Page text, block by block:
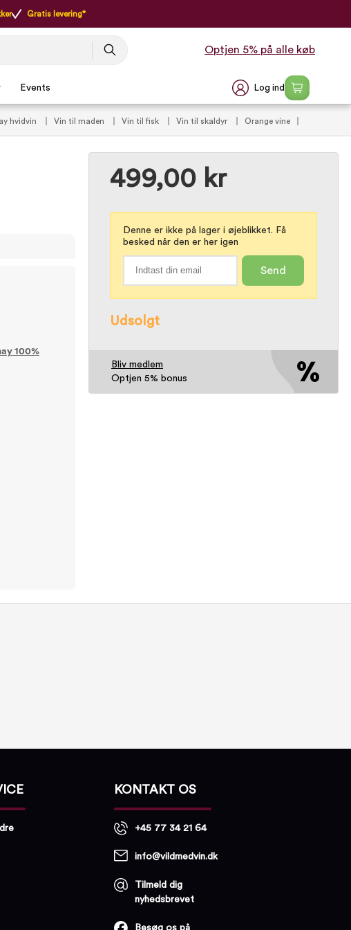
Gratis levering*
Optjen 5% på alle køb
Events Log ind
hvidvin Vin til maden Vin til fisk Vin til skaldyr
Orange vine
499,00 kr
Denne er ikke på lager i øjeblikket. Få
besked når den er her igen
Send
Udsolgt
Bliv medlem
Optjen 5% bonus
100%
KONTAKT OS
+45 77 34 21 64
info@vildmedvin.dk
Tilmeld dig
nyhedsbrevet
Besøg os på